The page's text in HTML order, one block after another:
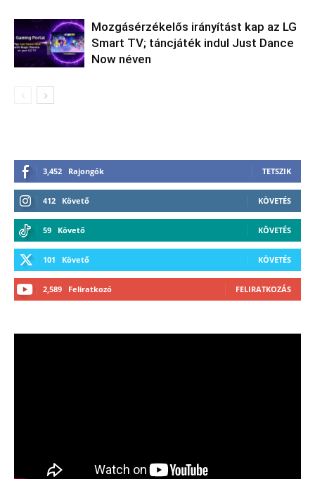
Mozgásérzékelős irányítást kap az LG
Smart TV; táncjáték indul Just Dance
Now néven
3,452 Rajongók TETSZIK
412 Követő KÖVETÉS
59 Követő KÖVETÉS
101 Követő KÖVETÉS
2,589 Feliratkozó FELIRATKOZÁS